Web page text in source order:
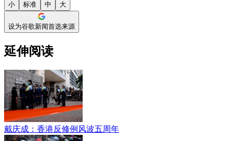
小 标准 中 大
设为谷歌新闻首选来源
延伸阅读
戴庆成：香港反修例风波五周年